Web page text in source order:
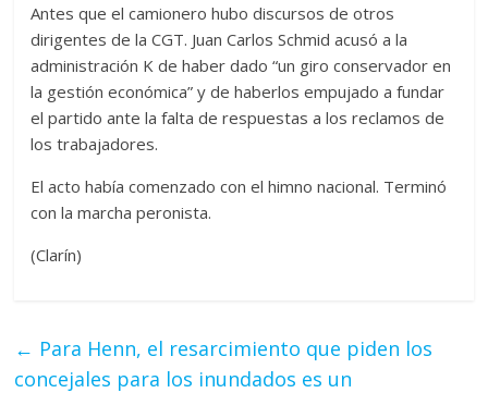
Antes que el camionero hubo discursos de otros
dirigentes de la CGT. Juan Carlos Schmid acusó a la
administración K de haber dado “un giro conservador en
la gestión económica” y de haberlos empujado a fundar
el partido ante la falta de respuestas a los reclamos de
los trabajadores.
El acto había comenzado con el himno nacional. Terminó
con la marcha peronista.
(Clarín)
← Para Henn, el resarcimiento que piden los
concejales para los inundados es un